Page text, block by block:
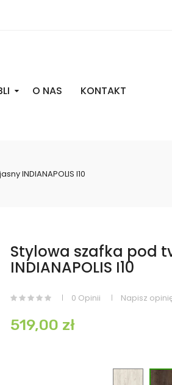
O NAS KONTAKT
INDIANAPOLIS I10
Stylowa szafka pod
INDIANAPOLIS I10
0 Opinii Napisz
519,00 zł